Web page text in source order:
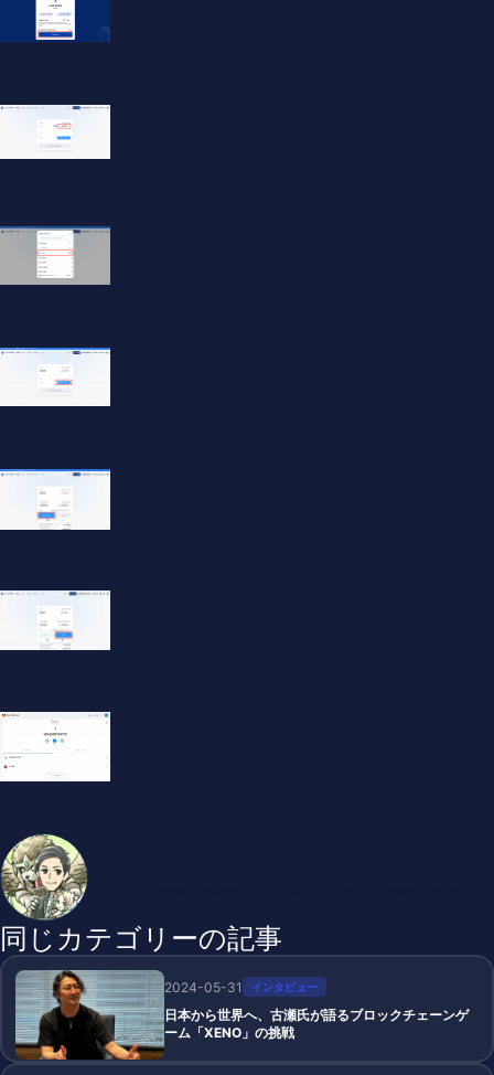
同じカテゴリーの記事
2024-05-31 インタビュー
日本から世界へ、古瀬氏が語るブロックチェーンゲ
ーム「XENO」の挑戦